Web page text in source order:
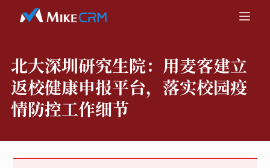
北大深圳研究生院： 用麦客建立
返校健康申报平台，落实校园疫
情防控工作细节